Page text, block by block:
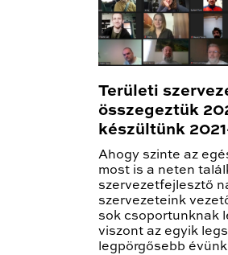
Területi
összegeztük
készültünk
Ahogy szinte az
most is a neten
szervezetfejlesztő
szervezeteink
sok csoportunknak
viszont az egyik
legpörgősebb